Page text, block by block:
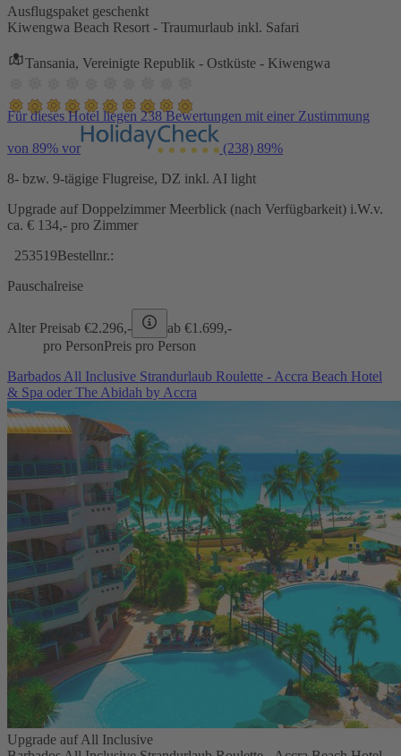
Ausflugspaket geschenkt
Kiwengwa Beach Resort - Traumurlaub inkl. Safari
Tansania, Vereinigte Republik - Ostküste - Kiwengwa
Für dieses Hotel liegen 238 Bewertungen mit einer Zustimmung
von 89% vor (238) 89%
8- bzw. 9-tägige Flugreise, DZ inkl. AI light
Upgrade auf Doppelzimmer Meerblick (nach Verfügbarkeit) i.W.v.
ca. € 134,- pro Zimmer
253519Bestellnr.:
Pauschalreise
Alter Preisab €2.296,- ab €1.699,-
pro PersonPreis pro Person
Barbados All Inclusive Strandurlaub Roulette - Accra Beach Hotel
& Spa oder The Abidah by Accra
Upgrade auf All Inclusive